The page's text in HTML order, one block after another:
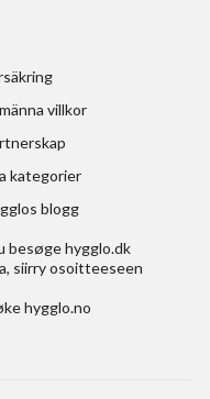
villkor
kategorier
blogg
besøgehygglo.dk
, siirry osoitteeseen
hygglo.no